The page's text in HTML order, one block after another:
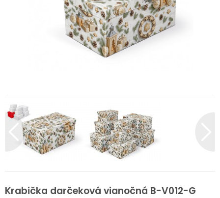
Krabička darčeková vianočná B-V012-G